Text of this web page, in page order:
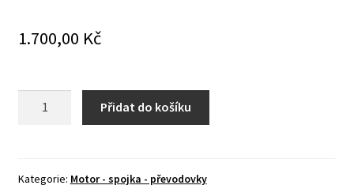
1.700,00 Kč
rychloměru
Přidat do košíku
Kategorie: Motor - spojka - převodovky